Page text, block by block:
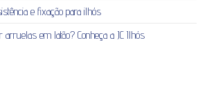
e fixação para ilhós
em latão? Conheça a JC Ilhós